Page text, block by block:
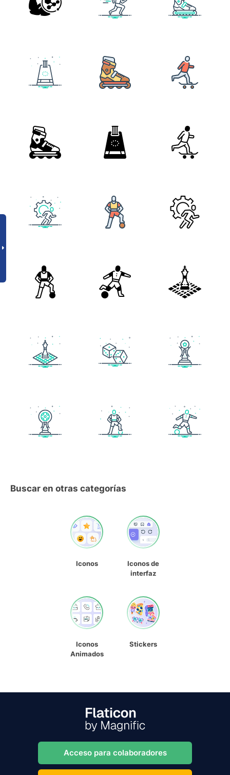
Buscar en otras categorías
Iconos
Iconos de
interfaz
Iconos
Animados
Stickers
Acceso para colaboradores